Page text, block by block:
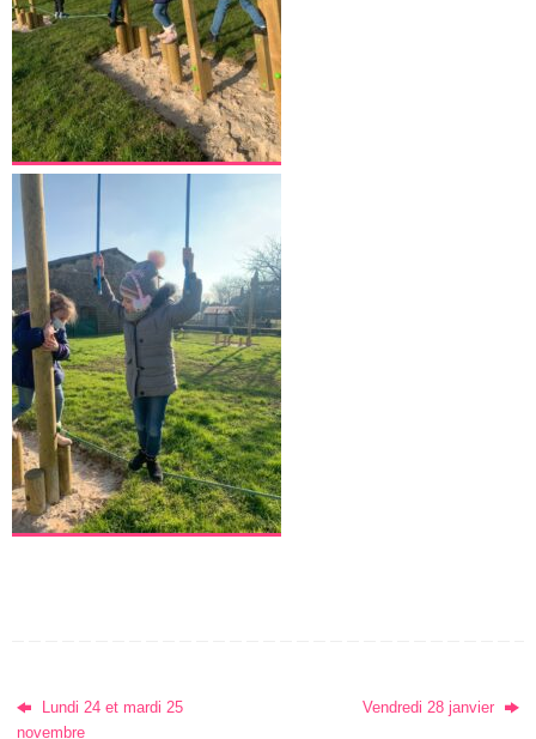
Lundi 24 et mardi 25
novembre
Vendredi 28 janvier